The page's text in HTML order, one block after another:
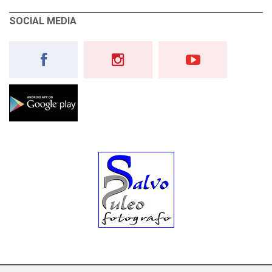
SOCIAL MEDIA